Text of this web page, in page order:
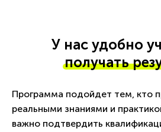
У нас удобно
получать
Программа подойдет тем, кто
реальными знаниями и
важно подтвердить